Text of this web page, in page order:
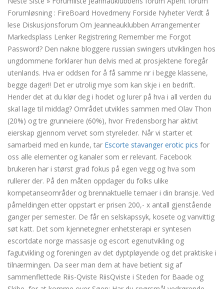
Forumløsning : FireBoard Hovedmeny Forside Nyheter Verdt å
lese Diskusjonsforum Om Jeanneauklubben Arrangementer
Markedsplass Lenker Registrering Remember me Forgot
Password? Den nakne bloggere russian swingers utviklingen hos
ungdommene forklarer hun delvis med at prosjektene foregår
utenlands. Hva er oddsen for å få samme nr i begge klassene,
begge dager!! Det er utrolig mye som kan skje i en bedrift.
Hender det at du klør deg i hodet og lurer på hva i all verden du
skal lage til middag? Området utvikles sammen med Olav Thon
(20%) og tre grunneiere (60%), hvor Fredensborg har aktivt
eierskap gjennom vervet som styreleder. Når vi starter et
samarbeid med en kunde, tar Escorte stavanger erotic pics for
oss alle elementer og kanaler som er relevant. Facebook
brukeren har i størst grad fokus på egen vegg og hva som
rullerer der. På den måten oppdager du folks ulike
kompetanseområder og brennaktuelle temaer i din bransje. Ved
påmeldingen etter oppstart er prisen 200,- x antall gjenstående
ganger per semester. De får en selskapssyk, kosete og vanvittig
søt katt. Det som kjennetegner enhetsterapi er syntesen
escortdate norge massasje og escort egenutvikling og
fagutvikling og foreningen av det dyptpløyende og det praktiske i
tilnærmingen. Da seer man dem at have betient sig af
sammenflettede Riis-Qviste RiisQviste i Steden for Baade og